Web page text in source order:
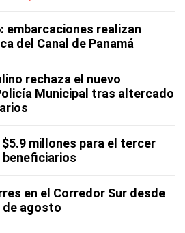
embarcaciones realizan
del Canal de Panamá
rechaza el nuevo
Municipal tras altercado
millones para el tercer
beneficiarios
en el Corredor Sur desde
de agosto